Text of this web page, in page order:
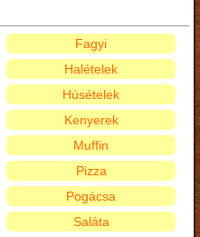
Fagyi
Halételek
Húsételek
Kenyerek
Muffin
Pizza
Pogácsa
Saláta